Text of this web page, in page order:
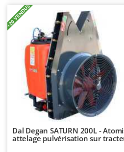
Vêtements de Sécurité
Vibroculteurs à tracteur
M
M.A.I.BO.
Macom
Macte Ovens
Makita
MAMMAMIA
Marcato
Marina Systems
Master
Mastercook
Masterpro
+20 VENDUS
Dal Degan SATURN 200L -
attelage pulvérisation sur